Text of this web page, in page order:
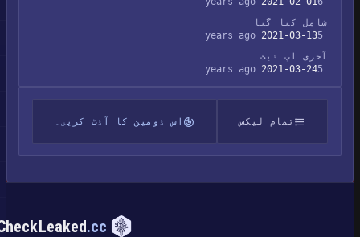
شامل کیا گیا
2021-03-13
آخری اپ ڈیٹ
2021-03-24
تمام لیکس اس ڈومین کا آڈٹ کریں۔
CheckLeaked.cc